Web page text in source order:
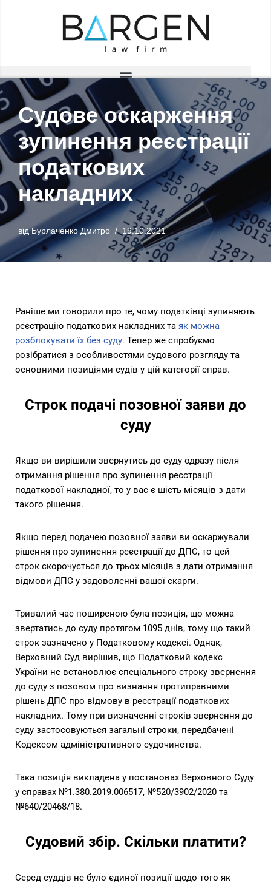
Судове оскарження
зупинення реєстрації
податкових
накладних
відБурлаченко Дмитро 19.10.2021
Раніше ми говорили про те, чому податківці зупиняють
реєстрацію податкових накладних та як можна
розблокувати їх без суду. Тепер же спробуємо
розібратися з особливостями судового розгляду та
основними позиціями судів у цій категорії справ.
Строк подачі позовної заяви до
суду
Якщо ви вирішили звернутись до суду одразу після
отримання рішення про зупинення реєстрації
податкової накладної, то у вас є шість місяців з дати
такого рішення.
Якщо перед подачею позовної заяви ви оскаржували
рішення про зупинення реєстрації до ДПС, то цей
строк скорочується до трьох місяців з дати отримання
відмови ДПС у задоволенні вашої скарги.
Тривалий час поширеною була позиція, що можна
звертатись до суду протягом 1095 днів, тому що такий
строк зазначено у Податковому кодексі. Однак,
Верховний Суд вирішив, що Податковий кодекс
України не встановлює спеціального строку звернення
до суду з позовом про визнання протиправними
рішень ДПС про відмову в реєстрації податкових
накладних. Тому при визначенні строків звернення до
суду застосовуються загальні строки, передбачені
Кодексом адміністративного судочинства.
Така позиція викладена у постановах Верховного Суду
у справах №1.380.2019.006517, №520/3902/2020 та
№640/20468/18.
Судовий збір. Скільки платити?
Серед суддів не було єдиної позиції щодо того як